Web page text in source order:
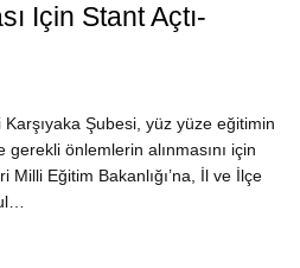
Için Stant Açtı-
Şubesi, yüz yüze eğitimin
gerekli önlemlerin alınmasını için
Milli Eğitim Bakanlığı’na, İl ve İlçe